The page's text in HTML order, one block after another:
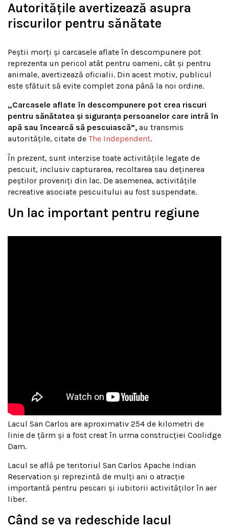
Autoritățile avertizează asupra
riscurilor pentru sănătate
Peștii morți și carcasele aflate în descompunere pot
reprezenta un pericol atât pentru oameni, cât și pentru
animale, avertizează oficialii. Din acest motiv, publicul
este sfătuit să evite complet zona până la noi ordine.
„Carcasele aflate în descompunere pot crea riscuri
pentru sănătatea și siguranța persoanelor care intră în
apă sau încearcă să pescuiască”, au transmis
autoritățile, citate de The Independent.
În prezent, sunt interzise toate activitățile legate de
pescuit, inclusiv capturarea, recoltarea sau deținerea
peștilor proveniți din lac. De asemenea, activitățile
recreative asociate pescuitului au fost suspendate.
Un lac important pentru regiune
Lacul San Carlos are aproximativ 254 de kilometri de
linie de țărm și a fost creat în urma construcției Coolidge
Dam.
Lacul se află pe teritoriul San Carlos Apache Indian
Reservation și reprezintă de mulți ani o atracție
importantă pentru pescari și iubitorii activităților în aer
liber.
Când se va redeschide lacul